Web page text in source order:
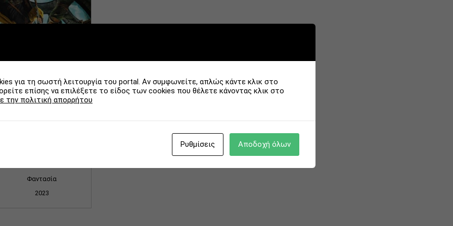
Φαντασία
2023
για τη σωστή λειτουργία του portal. Αν συμφωνείτε, απλώς κάντε κλικ στο
επίσης να επιλέξετε το είδος των cookies που θέλετε κάνοντας κλικ στο
την πολιτική απορρήτου
Ρυθμίσεις Αποδοχή όλων